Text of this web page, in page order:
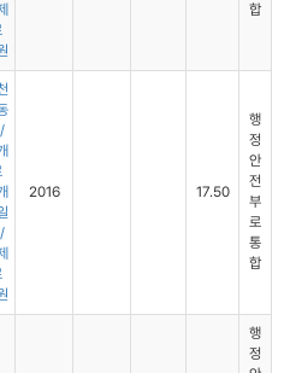
합
2016 17.50
행
정
안
전
부
로
통
합
행
정